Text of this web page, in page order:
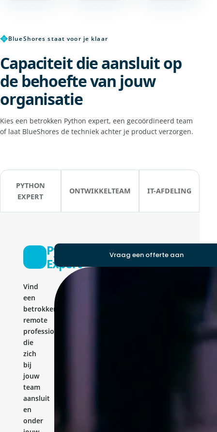
✥BlueShores staat voor je klaar
Capaciteit die aansluit op
de behoefte van jouw
organisatie
Kies een betrokken Python expert, een gecoördineerd team
of laat BlueShores de techniek achter je product verzorgen.
PYTHON
EXPERT
ONTWIKKELTEAM IT-AFDELING
Python
Expert
Vind
een
betrokken
remote
professional
die
zich
bij
jouw
team
aansluit
en
onder
Vraag een offerte aan